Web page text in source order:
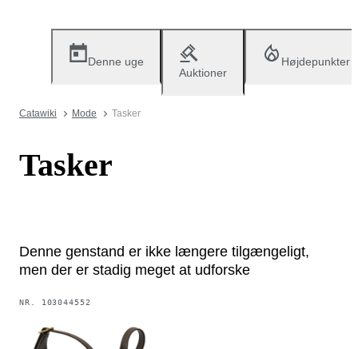
Denne uge
Auktioner
Højdepunkter
Catawiki Mode Tasker
Tasker
Denne genstand er ikke længere tilgængeligt,
men der er stadig meget at udforske
NR. 103044552